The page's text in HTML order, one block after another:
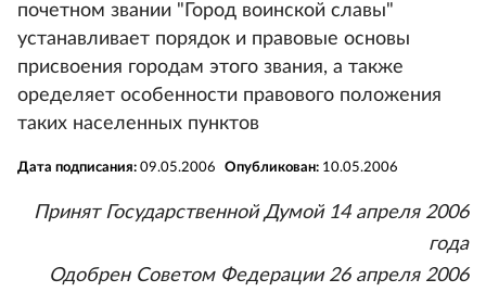
почетном звании "Город воинской славы"
устанавливает порядок и правовые основы
присвоения городам этого звания, а также
оределяет особенности правового положения
таких населенных пунктов
Дата подписания: 09.05.2006 Опубликован: 10.05.2006
Принят Государственной Думой 14 апреля 2006
года
Одобрен Советом Федерации 26 апреля 2006